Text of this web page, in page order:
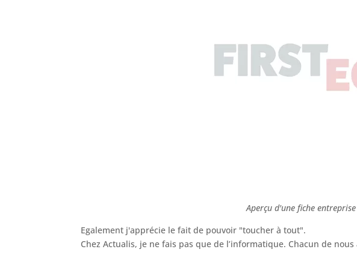
Aperçu d'une fiche entreprise
Egalement j'apprécie le fait de pouvoir "toucher à tout".
Chez Actualis, je ne fais pas que de l’informatique. Chacun de